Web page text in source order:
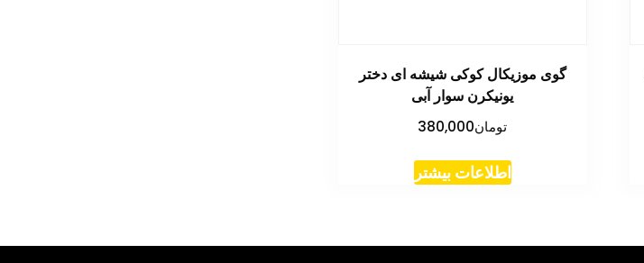
گوی موزیکال کوکی شیشه ای دختر
یونیکرن سوار آبی
تومان380,000
اطلاعات بیشتر